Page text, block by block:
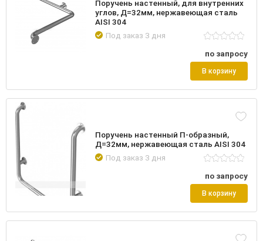
Поручень настенный, для внутренних
углов, Д=32мм, нержавеющая сталь
AISI 304
Под заказ 3 дня
по запросу
В корзину
Поручень настенный П-образный,
Д=32мм, нержавеющая сталь AISI 304
Под заказ 3 дня
по запросу
В корзину